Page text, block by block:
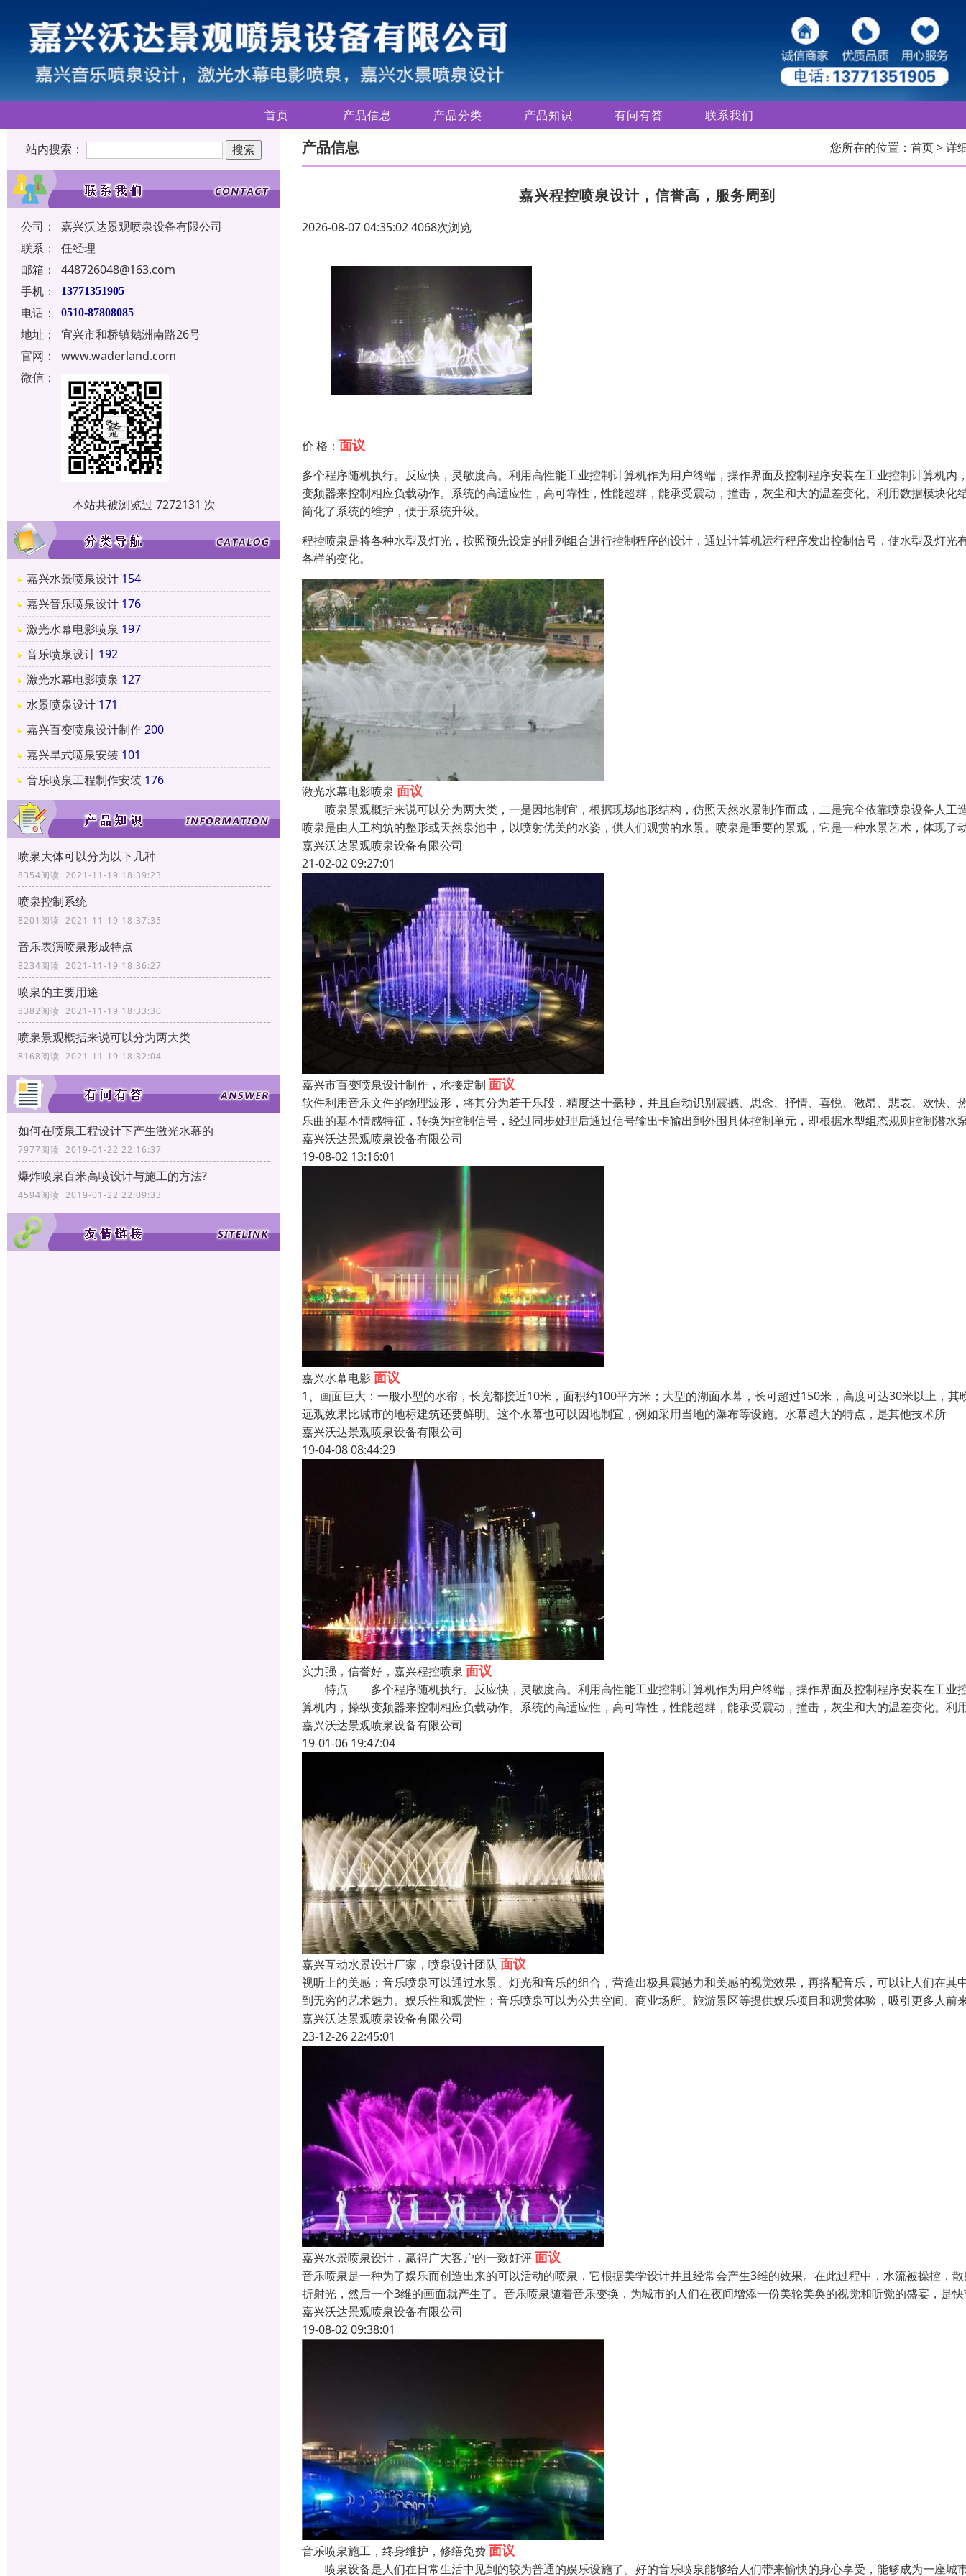
首页 产品信息 产品分类 产品知识 有问有答 联系我们
站内搜索：
公司：
嘉兴沃达景观喷泉设备有限公司
联系：
任经理
邮箱：
448726048@163.com
手机：
13771351905
电话： 0510-87808085
地址：
宜兴市和桥镇鹅洲南路26号
官网：
www.waderland.com
微信：
本站共被浏览过 7272131 次
嘉兴水景喷泉设计 154
嘉兴音乐喷泉设计 176
激光水幕电影喷泉 197
音乐喷泉设计 192
激光水幕电影喷泉 127
水景喷泉设计 171
嘉兴百变喷泉设计制作200
嘉兴旱式喷泉安装 101
音乐喷泉工程制作安装 176
喷泉大体可以分为以下几种
8354阅读 2021-11-19 18:39:23
喷泉控制系统
8201阅读 2021-11-19 18:37:35
音乐表演喷泉形成特点
8234阅读 2021-11-19 18:36:27
喷泉的主要用途
8382阅读 2021-11-19 18:33:30
喷泉景观概括来说可以分为两大类
8168阅读 2021-11-19 18:32:04
如何在喷泉工程设计下产生激光水幕的
7977阅读 2019-01-22 22:16:37
爆炸喷泉百米高喷设计与施工的方法?
4594阅读 2019-01-22 22:09:33
产品信息 您所在的位置： 首页> 详
嘉兴程控喷泉设计，信誉高，服务周到
2026-08-07 04:35:02 4068次浏览
价 格： 面议
多个程序随机执行。反应快，灵敏度高。利用高性能工业控制计算机作为用户终端，操作界面及控制程序安装在工业控制计算机内
变频器来控制相应负载动作。系统的高适应性，高可靠性，性能超群，能承受震动，撞击，灰尘和大的温差变化。利用数据模块化
简化了系统的维护，便于系统升级。
程控喷泉是将各种水型及灯光，按照预先设定的排列组合进行控制程序的设计，通过计算机运行程序发出控制信号，使水型及灯光
各样的变化。
激光水幕电影喷泉 面议
喷泉景观概括来说可以分为两大类，一是因地制宜，根据现场地形结构，仿照天然水景制作而成，二是完全依靠喷泉设备人工
喷泉是由人工构筑的整形或天然泉池中，以喷射优美的水姿，供人们观赏的水景。喷泉是重要的景观，它是一种水景艺术，体现了
嘉兴沃达景观喷泉设备有限公司
21-02-02 09:27:01
嘉兴市百变喷泉设计制作，承接定制 面议
软件利用音乐文件的物理波形，将其分为若干乐段，精度达十毫秒，并且自动识别震撼、思念、抒情、喜悦、激昂、悲哀、欢快、
乐曲的基本情感特征，转换为控制信号，经过同步处理后通过信号输出卡输出到外围具体控制单元，即根据水型组态规则控制潜水
嘉兴沃达景观喷泉设备有限公司
19-08-02 13:16:01
嘉兴水幕电影面议
1、画面巨大：一般小型的水帘，长宽都接近10米，面积约100平方米；大型的湖面水幕，长可超过150米，高度可达30米以上，其
远观效果比城市的地标建筑还要鲜明。这个水幕也可以因地制宜，例如采用当地的瀑布等设施。水幕超大的特点，是其他技术所
嘉兴沃达景观喷泉设备有限公司
19-04-08 08:44:29
实力强，信誉好，嘉兴程控喷泉 面议
特点 多个程序随机执行。反应快，灵敏度高。利用高性能工业控制计算机作为用户终端，操作界面及控制程序安装在工业
算机内，操纵变频器来控制相应负载动作。系统的高适应性，高可靠性，性能超群，能承受震动，撞击，灰尘和大的温差变化。利
嘉兴沃达景观喷泉设备有限公司
19-01-06 19:47:04
嘉兴互动水景设计厂家，喷泉设计团队 面议
视听上的美感：音乐喷泉可以通过水景、灯光和音乐的组合，营造出极具震撼力和美感的视觉效果，再搭配音乐，可以让人们在其
到无穷的艺术魅力。娱乐性和观赏性：音乐喷泉可以为公共空间、商业场所、旅游景区等提供娱乐项目和观赏体验，吸引更多人前
嘉兴沃达景观喷泉设备有限公司
23-12-26 22:45:01
嘉兴水景喷泉设计，赢得广大客户的一致好评面议
音乐喷泉是一种为了娱乐而创造出来的可以活动的喷泉，它根据美学设计并且经常会产生3维的效果。在此过程中，水流被操控，
折射光，然后一个3维的画面就产生了。音乐喷泉随着音乐变换，为城市的人们在夜间增添一份美轮美奂的视觉和听觉的盛宴，是
嘉兴沃达景观喷泉设备有限公司
19-08-02 09:38:01
音乐喷泉施工，终身维护，修缮免费面议
喷泉设备是人们在日常生活中见到的较为普通的娱乐设施了。好的音乐喷泉能够给人们带来愉快的身心享受，能够成为一座城